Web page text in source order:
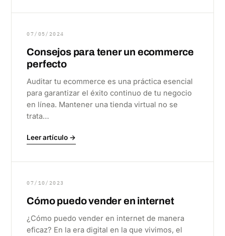
07/05/2024
Consejos para tener un ecommerce
perfecto
Auditar tu ecommerce es una práctica esencial
para garantizar el éxito continuo de tu negocio
en línea. Mantener una tienda virtual no se
trata…
Leer artículo →
07/10/2023
Cómo puedo vender en internet
¿Cómo puedo vender en internet de manera
eficaz? En la era digital en la que vivimos, el